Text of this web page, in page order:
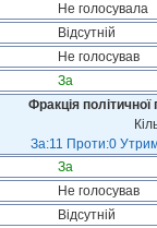
Не голосувала
Відсутній
Не голосував
За
Фракція
За:11 Проти:0
За
Не голосував
Відсутній